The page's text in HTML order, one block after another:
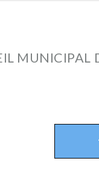
MUNICIPAL